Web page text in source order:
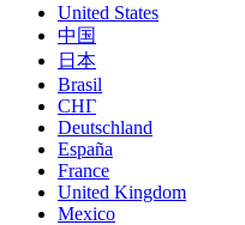
United States
中国
日本
Brasil
СНГ
Deutschland
España
France
United Kingdom
Mexico